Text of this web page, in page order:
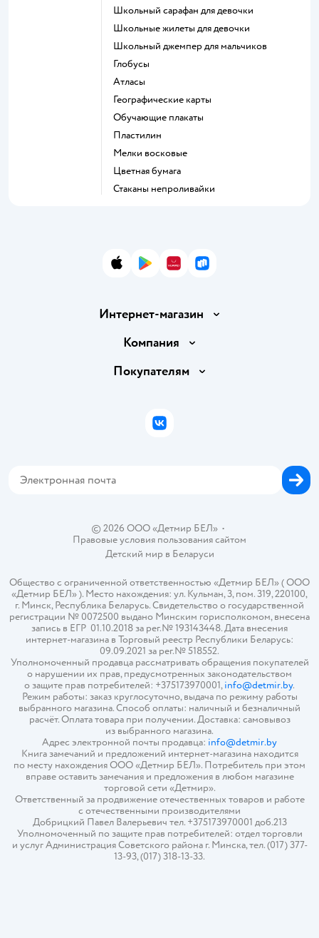
Школьный сарафан для девочки
Школьные жилеты для девочки
Школьный джемпер для мальчиков
Глобусы
Атласы
Географические карты
Обучающие плакаты
Пластилин
Мелки восковые
Цветная бумага
Стаканы непроливайки
App StoreGoogle Play
AppGallery
RuStore
Интернет-магазин
Доставка и оплата
Правила продажи
Политика использования файлов cookie
Компания
Вакансии
Покупателям
Бонусные карты
© 2026 ООО «Детмир БЕЛ»•
Правовые условия пользования сайтом
Детский мир в Беларуси
Общество с ограниченной ответственностью «Детмир БЕЛ» ( ООО
«Детмир БЕЛ» ). Место нахождения: ул. Кульман, 3, пом. 319, 220100,
г. Минск, Республика Беларусь. Свидетельство о государственной
регистрации № 0072500 выдано Минским горисполкомом, внесена
запись в ЕГР 01.10.2018 за рег.№ 193143448. Дата внесения
интернет-магазина в Торговый реестр Республики Беларусь:
09.09.2021 за рег.№ 518552.
Уполномоченный продавца рассматривать обращения покупателей
о нарушении их прав, предусмотренных законодательством
о защите прав потребителей: +375173970001,info@detmir.by.
Режим работы: заказ круглосуточно, выдача по режиму работы
выбранного магазина. Способ оплаты: наличный и безналичный
расчёт. Оплата товара при получении. Доставка: самовывоз
из выбранного магазина.
Адрес электронной почты продавца: info@detmir.by
Книга замечаний и предложений интернет-магазина находится
по месту нахождения ООО «Детмир БЕЛ». Потребитель при этом
вправе оставить замечания и предложения в любом магазине
торговой сети «Детмир».
Ответственный за продвижение отечественных товаров и работе
с отечественными производителями
Добрицкий Павел Валерьевич тел. +375173970001 доб.213
Уполномоченный по защите прав потребителей: отдел торговли
и услуг Администрация Советского района г. Минска, тел. (017) 377-
13-93, (017) 318-13-33.
ВКонтакте